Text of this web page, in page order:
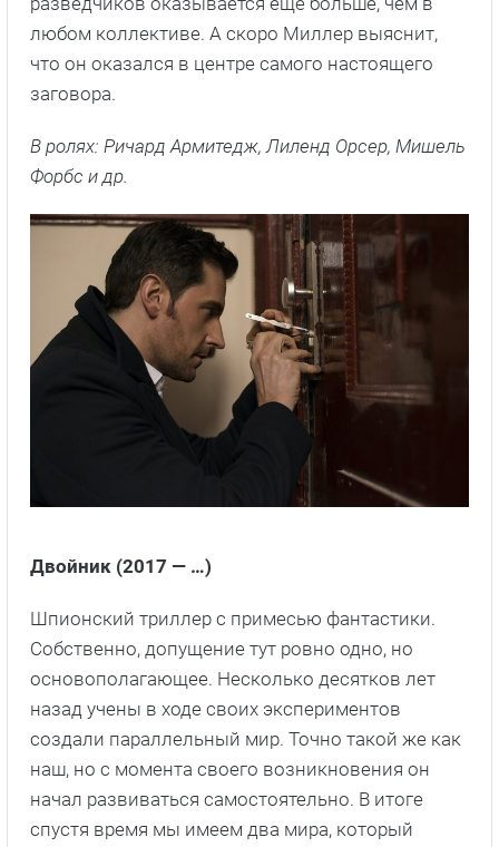
любом коллективе. А скоро Миллер выяснит,
что он оказался в центре самого настоящего
заговора.
В ролях: Ричард Армитедж, Лиленд Орсер, Мишель
Форбс и др.
Двойник (2017 — …)
Шпионский триллер с примесью фантастики.
Собственно, допущение тут ровно одно, но
основополагающее. Несколько десятков лет
назад учены в ходе своих экспериментов
создали параллельный мир. Точно такой же как
наш, но с момента своего возникновения он
начал развиваться самостоятельно. В итоге
спустя время мы имеем два мира, который